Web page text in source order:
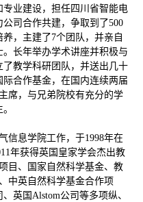
业建设，担任四川省智能电
司合作共建，争取到了500
，主建了7个团队，并亲自
长年举办学术讲座并积极与
教学科研团队，并送出几十
合作基金，在国内连续两届
席，与兄弟院校有充分的学
信息学院工作，于1998年在
年获得英国皇家学会杰出教
目、国家自然科学基金、教
中英自然科学基金合作项
英国Alstom公司等多项纵、